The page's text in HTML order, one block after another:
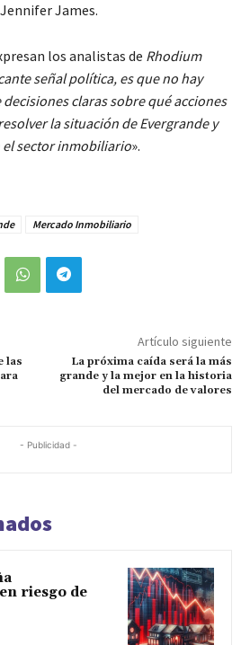
James.
los analistas de Rhodium
señal política, es que no hay
decisiones claras sobre qué acciones
la situación de Evergrande y
el sector inmobiliario».
Mercado Inmobiliario
las
Artículo siguiente
La próxima caída será la más
grande y la mejor en la historia
del mercado de valores
- Publicidad -
riesgo de